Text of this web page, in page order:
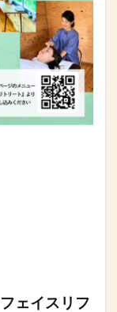
ェイスリフ